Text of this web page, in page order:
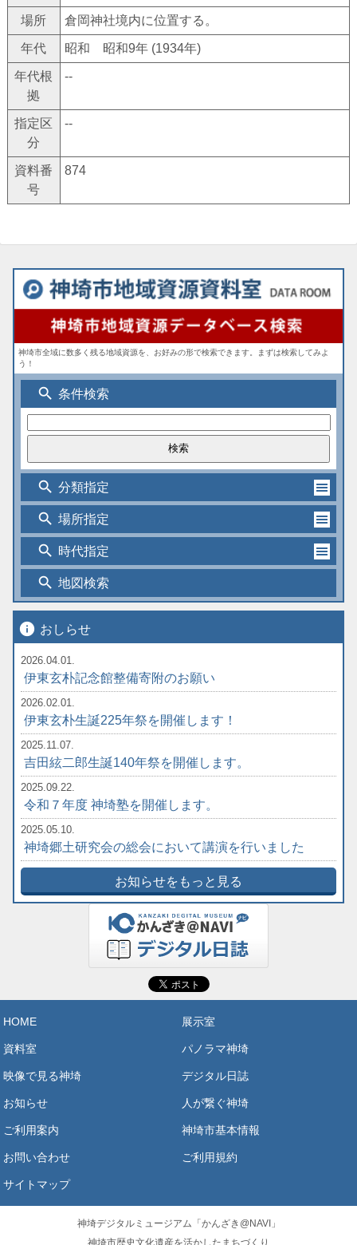
場所 倉岡神社境内に位置する。
年代 昭和 昭和9年 (1934年)
年代根
拠
--
指定区
分
--
資料番
号
874
神埼市全域に数多く残る地域資源を、お好みの形で検索できます。まずは検索してみよ
う！
search 条件検索
search 分類指定
search 場所指定
search 時代指定
search 地図検索
info おしらせ
2026.04.01.
伊東玄朴記念館整備寄附のお願い
2026.02.01.
伊東玄朴生誕225年祭を開催します！
2025.11.07.
吉田絃二郎生誕140年祭を開催します。
2025.09.22.
令和７年度 神埼塾を開催します。
2025.05.10.
神埼郷土研究会の総会において講演を行いました
お知らせをもっと見る
HOME 展示室
資料室 パノラマ神埼
映像で見る神埼 デジタル日誌
お知らせ 人が繋ぐ神埼
ご利用案内 神埼市基本情報
お問い合わせ ご利用規約
サイトマップ
神埼デジタルミュージアム「かんざき@NAVI」
神埼市歴史文化遺産を活かしたまちづくり